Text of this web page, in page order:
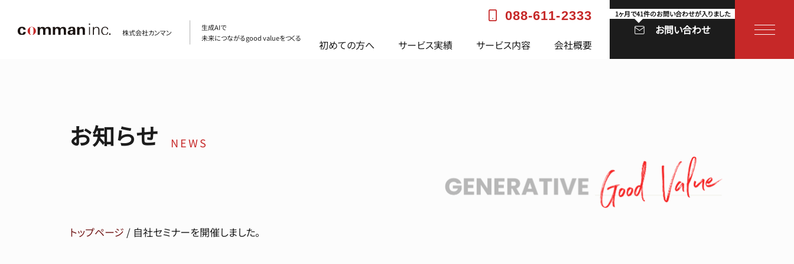
株式会社カンマン
生成AIで
未来につながるgood valueをつくる
088-611-2333
初めての方へ サービス実績 サービス内容 会社概要
お問い合わせ
お知らせ NEWS
トップページ / 自社セミナーを開催しました。